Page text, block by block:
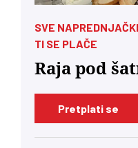
SVE
TI SE PLAČE
Raja pod
Pretplati se